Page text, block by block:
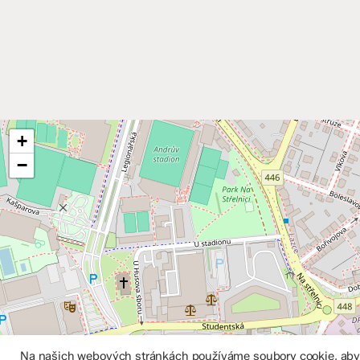
+
−
Na našich webových stránkách používáme soubory cookie,